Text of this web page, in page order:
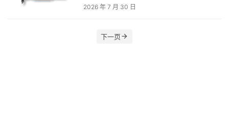
2026 年 7 月 30 日
下一页